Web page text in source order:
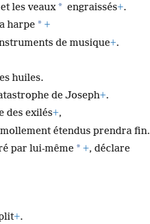
les veaux * engraissés+.
harpe * +
de musique+.
huiles.
de Joseph+.
des exilés+,
étendus prendra fin.
par lui-même * +, déclare
+.